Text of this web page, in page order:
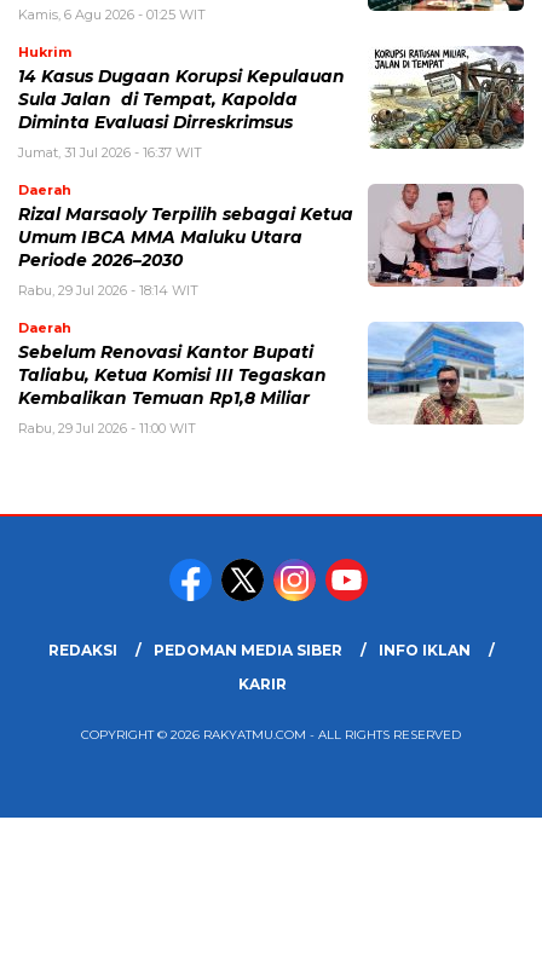
Kamis, 6 Agu 2026 - 01:25 WIT
Hukrim
14 Kasus Dugaan Korupsi Kepulauan
Sula Jalan di Tempat, Kapolda
Diminta Evaluasi Dirreskrimsus
Jumat, 31 Jul 2026 - 16:37 WIT
Daerah
Rizal Marsaoly Terpilih sebagai Ketua
Umum IBCA MMA Maluku Utara
Periode 2026–2030
Rabu, 29 Jul 2026 - 18:14 WIT
Daerah
Sebelum Renovasi Kantor Bupati
Taliabu, Ketua Komisi III Tegaskan
Kembalikan Temuan Rp1,8 Miliar
Rabu, 29 Jul 2026 - 11:00 WIT
REDAKSI PEDOMAN MEDIA SIBER
INFO IKLAN
KARIR
COPYRIGHT © 2026 RAKYATMU.COM - ALL RIGHTS RESERVED